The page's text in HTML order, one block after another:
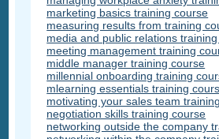
marketing basics training course
measuring results from training
media and public relations
meeting management training
middle manager training course
millennial onboarding training
mlearning essentials training
motivating your sales team
negotiation skills training course
networking outside the company